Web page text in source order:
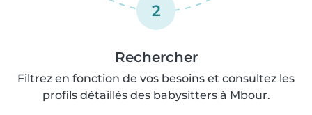
2
Rechercher
Filtrez en fonction de vos besoins et consultez les
profils détaillés des babysitters à Mbour.